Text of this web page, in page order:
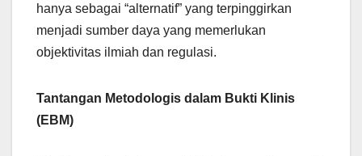
hanya sebagai “alternatif” yang terpinggirkan
menjadi sumber daya yang memerlukan
objektivitas ilmiah dan regulasi.
Tantangan Metodologis dalam Bukti Klinis
(EBM)